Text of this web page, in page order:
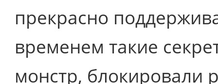
прекрасно
временем такие
монстр, блокировали